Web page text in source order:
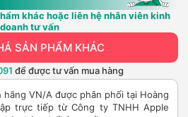
khác hoặc liên hệ nhân viên kinh
doanh tư vấn
SẢN PHẨM KHÁC
để được tư vấn mua hàng
hãng VN/A được phân phối tại Hoàng
trực tiếp từ Công ty TNHH Apple